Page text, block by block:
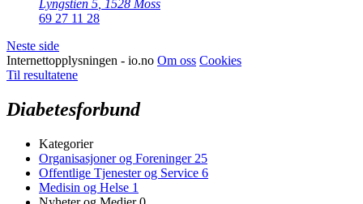
Lyngstien 5 1528 Moss
69 27 11 28
Neste side
Internettopplysningen - io.no Om oss Cookies
Til resultatene
Diabetesforbund
Kategorier
Organisasjoner og Foreninger 25
Offentlige Tjenester og Service 6
Medisin og Helse 1